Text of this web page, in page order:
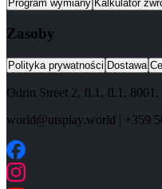
Program wymiany Kalkulator
Zasoby
Polityka prywatności Dostawa
Odrin Street 2, fl.1 , fl.1, 8001 ,
world@utsplay.world | +359